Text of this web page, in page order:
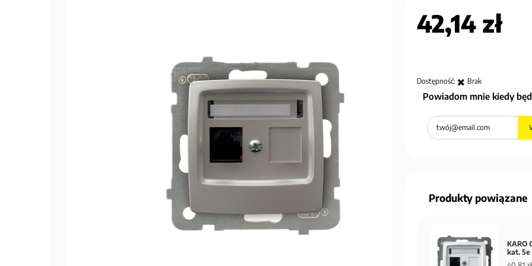
42,14 zł
Dostępność: Brak
Powiadom mnie kiedy
Produkty powiązane
KARO
kat. 5e